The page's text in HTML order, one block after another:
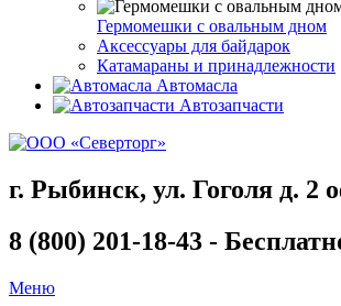
Гермомешки с овальным дном
Аксессуары для байдарок
Катамараны и принадлежности
Автомасла
Автозапчасти
г. Рыбинск, ул. Гоголя д. 2
8 (800) 201-18-43 -
Меню